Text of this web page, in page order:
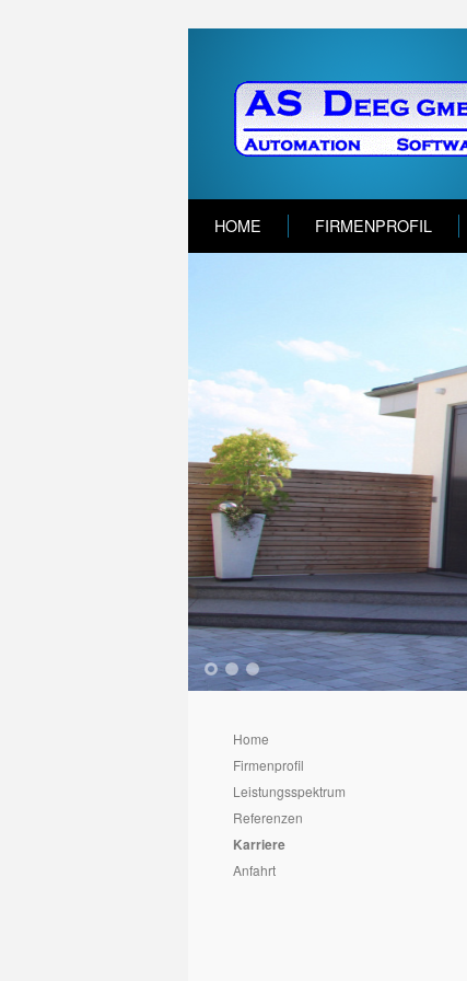
HOME FIRMENPROFIL
1 2 3
Home
Firmenprofil
Leistungsspektrum
Referenzen
Karriere
Anfahrt